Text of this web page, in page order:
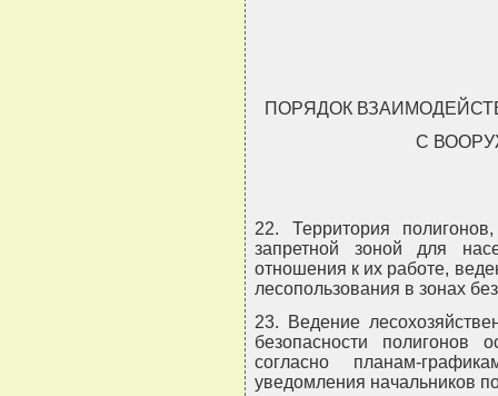
ПОРЯДОК
С
22. Территория
запретной зоной для
отношения к их работе,
лесопользования в зонах
23. Ведение
безопасности полигонов
согласно планам-
уведомления начальников